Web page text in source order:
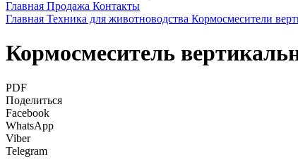
Главная Продажа Контакты
Главная Техника для животноводства Кормосмесители
Кормосмеситель
PDF
Поделиться
Facebook
WhatsApp
Viber
Telegram